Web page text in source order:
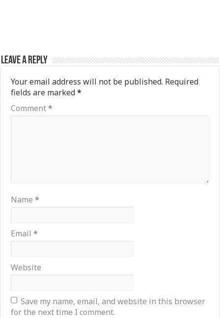
Leave a Reply
Your email address will not be published. Required
fields are marked*
Comment*
Name*
Email*
Website
Save my name, email, and website in this browser
for the next time I comment.